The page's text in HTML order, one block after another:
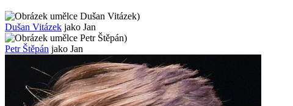
)
Dušan Vitázek jako Jan
)
Petr Štěpán jako Jan